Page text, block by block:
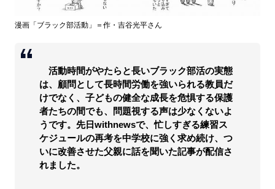
漫画「ブラック部活動」＝作・吉谷光平さん
活動時間がやたらと長いブラック部活の実態
は、顧問として長時間労働を強いられる教員だ
けでなく、子どもの健全な成長を危惧する保護
者たちの間でも、問題視する声は少なくないよ
うです。先日withnewsで、忙しすぎる練習ス
ケジュールの再考を中学校に強く求め続け、つ
いに改善させた父親に話を聞いた記事が配信さ
れました。